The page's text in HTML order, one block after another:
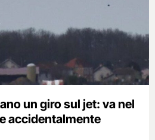
un giro sul jet: va nel
accidentalmente